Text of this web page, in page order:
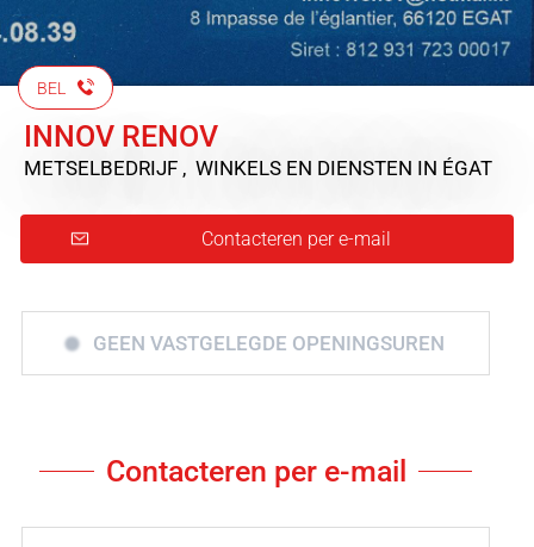
BEL
INNOV RENOV
METSELBEDRIJF , WINKELS EN DIENSTEN IN ÉGAT
Contacteren per e-mail
GEEN VASTGELEGDE OPENINGSUREN
Contacteren per e-mail